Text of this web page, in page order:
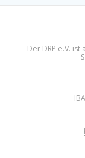
Der DRP e.V.